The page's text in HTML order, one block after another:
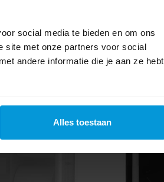
social media te bieden en om ons
site met onze partners voor social
andere informatie die je aan ze hebt
Alles toestaan